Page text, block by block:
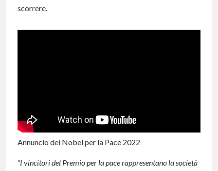
scorrere.
Annuncio dei Nobel per la Pace 2022
“I vincitori del Premio per la pace rappresentano la società